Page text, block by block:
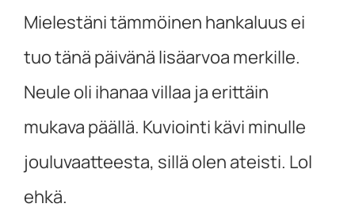
Mielestäni tämmöinen hankaluus ei
tuo tänä päivänä lisäarvoa merkille.
Neule oli ihanaa villaa ja erittäin
mukava päällä. Kuviointi kävi minulle
jouluvaatteesta, sillä olen ateisti. Lol
ehkä.